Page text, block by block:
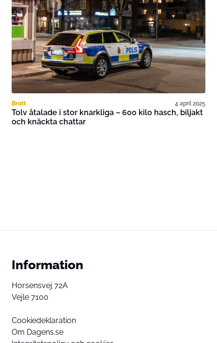
Brott 4 april 2025
Tolv åtalade i stor knarkliga – 600 kilo hasch, biljakt
och knäckta chattar
Information
Horsensvej 72A
Vejle 7100
Cookiedeklaration
Om Dagens.se